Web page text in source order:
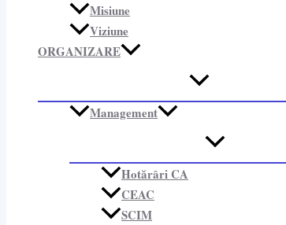
Misiune
Viziune
ORGANIZARE​
Management
Hotărâri CA
CEAC
SCIM